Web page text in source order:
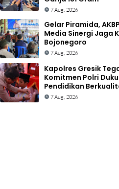
7 Aug, 2026
Gelar Piramida,
Media Sinergi Jaga
Bojonegoro
7 Aug, 2026
Kapolres Gresik
Komitmen Polri
Pendidikan
7 Aug, 2026